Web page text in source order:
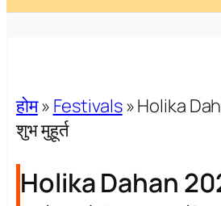
होम» Festivals»Holika
शुभ मुहूर्त
Holika Dahan